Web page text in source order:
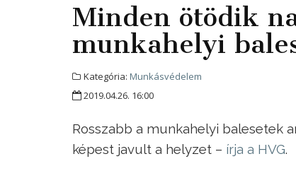
Minden ötödik
munkahelyi
Kategória: Munkásvédelem
2019.04.26. 16:00
Rosszabb a munkahelyi balesetek
képest javult a helyzet – írja a HVG.